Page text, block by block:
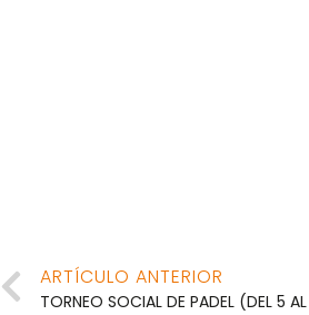
ARTÍCULO ANTERIOR
TORNEO SOCIAL DE PADEL (DEL 5 AL